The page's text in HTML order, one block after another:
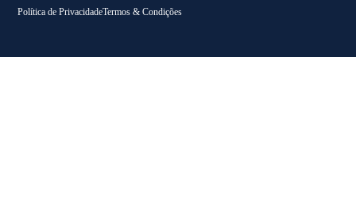
Política de PrivacidadeTermos & Condições